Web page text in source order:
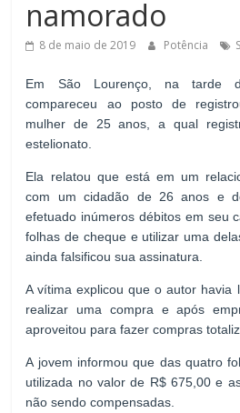
Minas
namorado
8 de maio de 2019 Potência
Em São Lourenço, na tarde
compareceu ao posto de
mulher de 25 anos, a qual
estelionato.
Ela relatou que está em um
com um cidadão de 26 anos e
efetuado inúmeros débitos em seu
folhas de cheque e utilizar uma
ainda falsificou sua assinatura.
A vítima explicou que o autor havia
realizar uma compra e após
aproveitou para fazer compras
A jovem informou que das quatro
utilizada no valor de R$ 675,00 e
não sendo compensadas.